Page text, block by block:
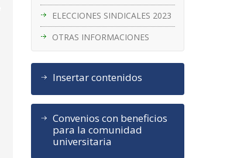
ELECCIONES SINDICALES 2023
OTRAS INFORMACIONES
Insertar contenidos
Convenios con beneficios
para la comunidad
universitaria